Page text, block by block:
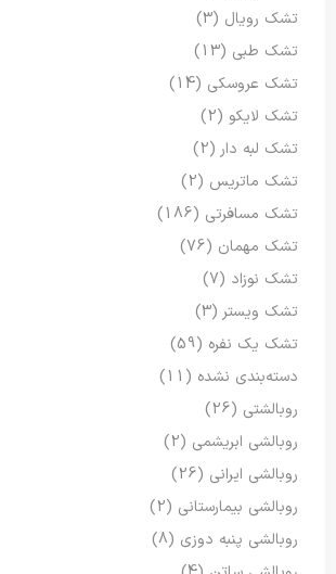
تشک رویال (3)
تشک طبی (13)
تشک عروسکی (14)
تشک لایکو (2)
تشک لبه دار (2)
تشک ماتریس (2)
تشک مسافرتی (186)
تشک مهمان (76)
تشک نوزاد (7)
تشک ویستر (3)
تشک یک نفره (59)
دسته‌بندی نشده (11)
روبالشتی (26)
روبالشی ابریشمی (2)
روبالشی ایرانی (26)
روبالشی بیمارستانی (2)
روبالشی پنبه دوزی (8)